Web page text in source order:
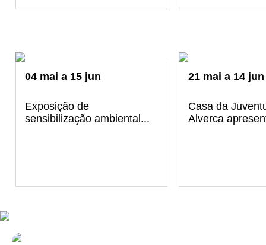
04 mai a 15 jun
Exposição de
sensibilização ambiental...
21 mai a 14 jun
Casa da
Alverca